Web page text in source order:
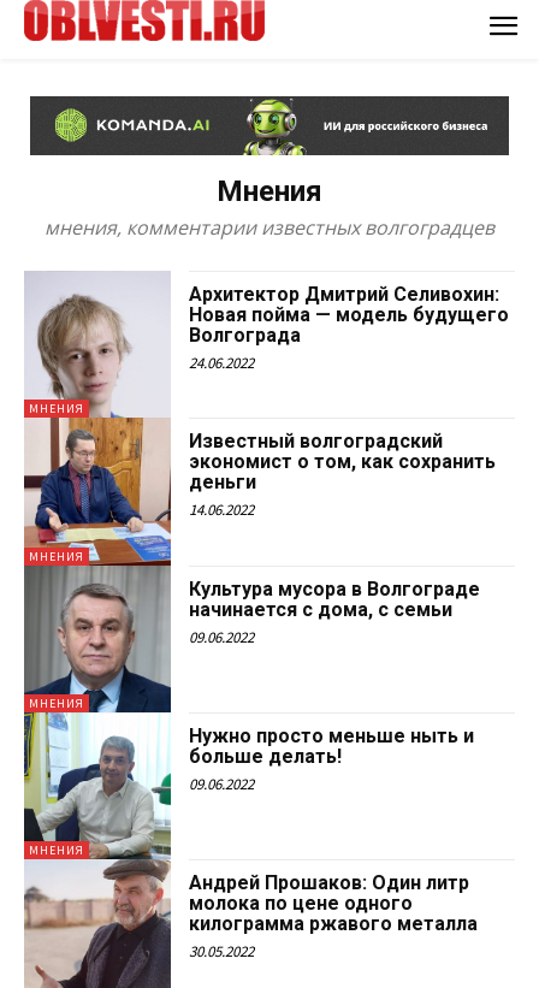
Мнения
мнения, комментарии известных волгоградцев
МНЕНИЯ
Архитектор Дмитрий Селивохин:
Новая пойма — модель будущего
Волгограда
24.06.2022
МНЕНИЯ
Известный волгоградский
экономист о том, как сохранить
деньги
14.06.2022
МНЕНИЯ
Культура мусора в Волгограде
начинается с дома, с семьи
09.06.2022
МНЕНИЯ
Нужно просто меньше ныть и
больше делать!
09.06.2022
Андрей Прошаков: Один литр
молока по цене одного
килограмма ржавого металла
30.05.2022